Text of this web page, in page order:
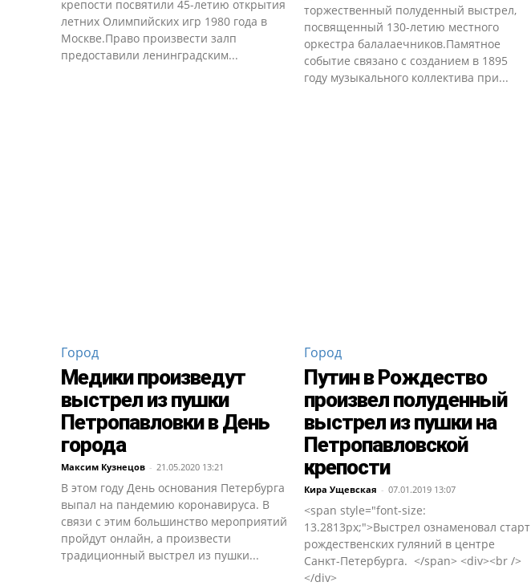
крепости посвятили 45-летию открытия
летних Олимпийских игр 1980 года в
Москве.Право произвести залп
предоставили ленинградским...
торжественный полуденный выстрел,
посвященный 130-летию местного
оркестра балалаечников.Памятное
событие связано с созданием в 1895
году музыкального коллектива при...
Город
Медики произведут
выстрел из пушки
Петропавловки в День
города
Максим Кузнецов - 21.05.2020 13:21
В этом году День основания Петербурга
выпал на пандемию коронавируса. В
связи с этим большинство мероприятий
пройдут онлайн, а произвести
традиционный выстрел из пушки...
Город
Путин в Рождество
произвел полуденный
выстрел из пушки на
Петропавловской
крепости
Кира Ущевская - 07.01.2019 13:07
<span style="font-size:
13.2813px;">Выстрел ознаменовал старт
рождественских гуляний в центре
Санкт-Петербурга. </span> <div><br />
</div>